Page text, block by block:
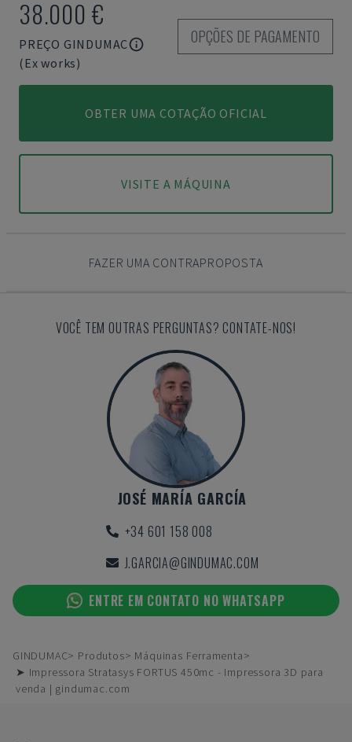
38.000 €
PREÇO GINDUMAC
(Ex works)
OPÇÕES DE PAGAMENTO
OBTER UMA COTAÇÃO OFICIAL
VISITE A MÁQUINA
FAZER UMA CONTRAPROPOSTA
VOCÊ TEM OUTRAS PERGUNTAS? CONTATE-NOS!
JOSÉ MARÍA GARCÍA
+34 601 158 008
J.GARCIA@GINDUMAC.COM
ENTRE EM CONTATO NO WHATSAPP
GINDUMAC Produtos
Máquinas Ferramenta
➤ Impressora Stratasys FORTUS 450mc - Impressora 3D para
venda | gindumac.com